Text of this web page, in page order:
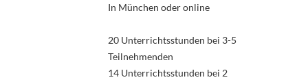
In München oder online
20 Unterrichtsstunden bei 3-5
Teilnehmenden
14 Unterrichtsstunden bei 2